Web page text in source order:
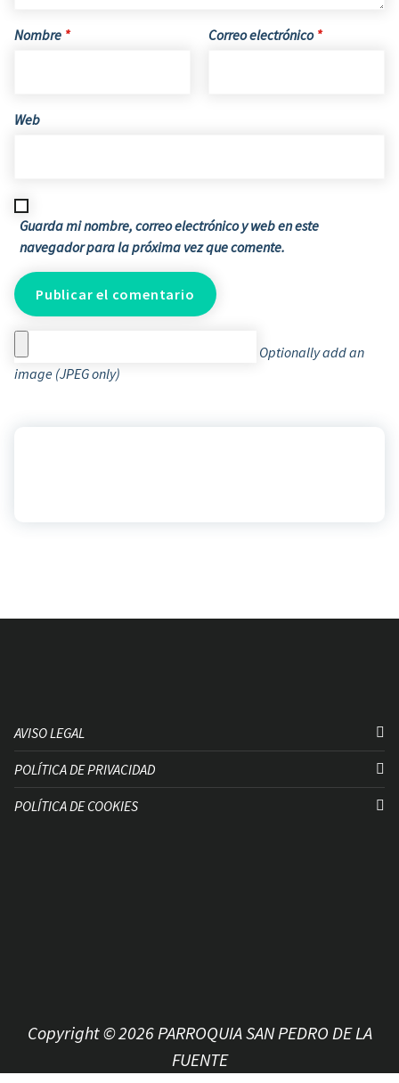
Nombre * Correo electrónico *
Web
Guarda mi nombre, correo electrónico y web en este
navegador para la próxima vez que comente.
Optionally add an
image (JPEG only)
AVISO LEGAL
POLÍTICA DE PRIVACIDAD
POLÍTICA DE COOKIES
Copyright © 2026 PARROQUIA SAN PEDRO DE LA
FUENTE